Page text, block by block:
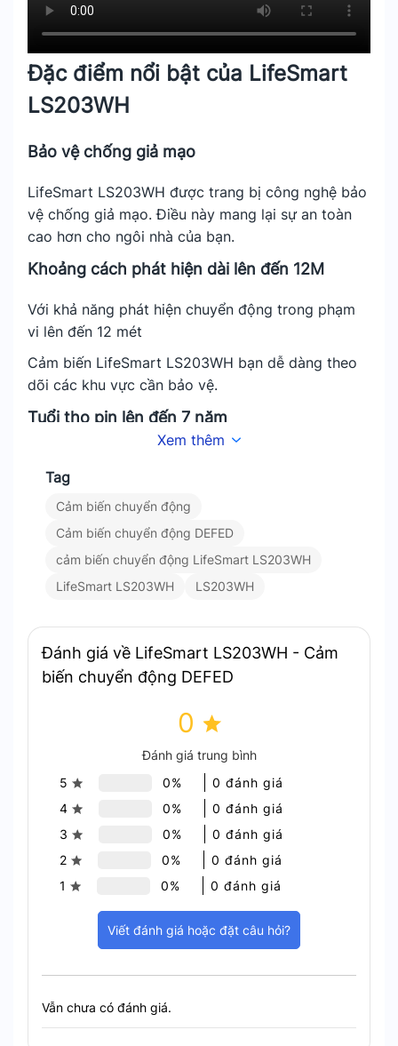
Đặc điểm nổi bật của LifeSmart
LS203WH
Bảo vệ chống giả mạo
LifeSmart LS203WH được trang bị công nghệ bảo
vệ chống giả mạo. Điều này mang lại sự an toàn
cao hơn cho ngôi nhà của bạn.
Khoảng cách phát hiện dài lên đến 12M
Với khả năng phát hiện chuyển động trong phạm
vi lên đến 12 mét
Cảm biến LifeSmart LS203WH bạn dễ dàng theo
dõi các khu vực cần bảo vệ.
Tuổi thọ pin lên đến 7 năm
với tuổi thọ pin lên đến 7 năm.
Bạn không cần lo lắng về việc thay pin thường
xuyên, giúp tiết kiệm thời gian và chi phí bảo trì.
Khoảng cách không dây 800m
dây lên đến 800 mét. Cho phép bạn lắp đặt thiết
bị ở nhiều vị trí khác nhau.
Ứng dụng của LifeSmart
LS203WH trong ngôi nhà thông
Cảm biến LifeSmart LS203WH
Giúp phát hiện chuyển động chính xác và
nhanh chóng, đảm bảo an ninh cho ngôi nhà
Khi có chuyển động bất thường, thiết bị sẽ
gửi thông báo ngay lập tức, giúp bạn phản
ứng kịp thời.
Dễ dàng lắp đặt
Xem thêm
Tag
Cảm biến chuyển động
Cảm biến chuyển động DEFED
cảm biến chuyển động LifeSmart LS203WH
LifeSmart LS203WH
LS203WH
Đánh giá về LifeSmart LS203WH - Cảm
biến chuyển động DEFED
0
Đánh giá trung bình
5
0%
0 đánh giá
4
0%
0 đánh giá
3
0%
0 đánh giá
2
0%
0 đánh giá
1
0% 0 đánh giá
Viết đánh giá hoặc đặt câu hỏi?
Vẫn chưa có đánh giá.